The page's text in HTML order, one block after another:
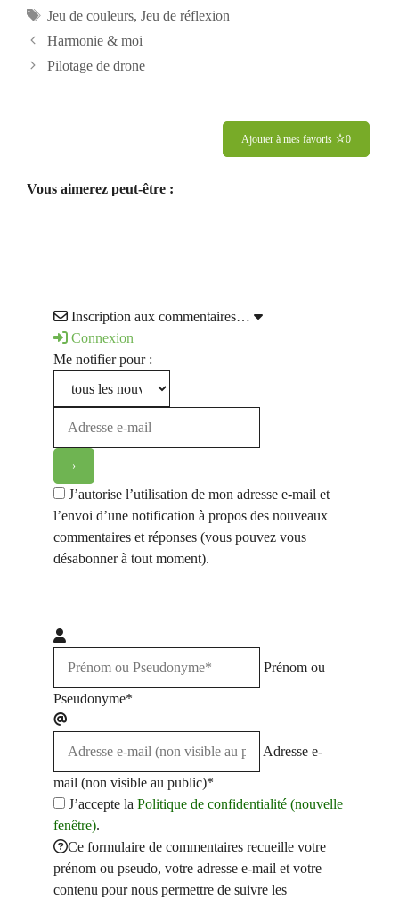
Étiquettes
Jeu de couleurs, Jeu de réflexion
Harmonie & moi
Pilotage de drone
Ajouter à mes favoris 0
Vous aimerez peut-être :
Inscription aux commentaires…
Connexion
Me notifier pour :
J’autorise l’utilisation de mon adresse e-mail et
l’envoi d’une notification à propos des nouveaux
commentaires et réponses (vous pouvez vous
désabonner à tout moment).
Prénom ou
Pseudonyme*
Adresse e-
mail (non visible au public)*
J’accepte la Politique de confidentialité (nouvelle
fenêtre).
Ce formulaire de commentaires recueille votre
prénom ou pseudo, votre adresse e-mail et votre
contenu pour nous permettre de suivre les